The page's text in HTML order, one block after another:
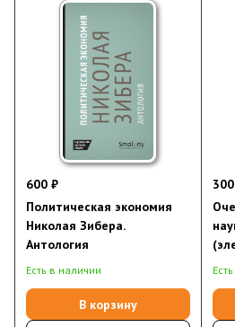
600 ₽
Политическая экономия
Николая Зибера.
Антология
Есть в наличии
В корзину